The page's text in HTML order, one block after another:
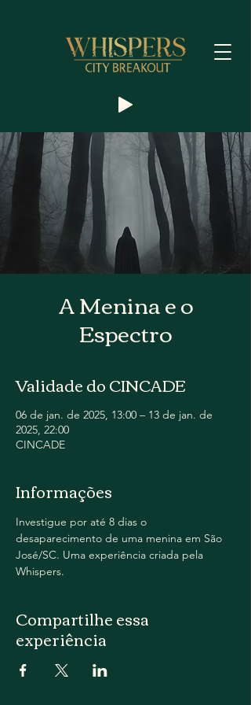
A Menina e o
Espectro
Validade do CINCADE
06 de jan. de 2025, 13:00 – 13 de jan. de
2025, 22:00
CINCADE
Informações
Investigue por até 8 dias o
desaparecimento de uma menina em São
José/SC. Uma experiência criada pela
Whispers.
Compartilhe essa
experiência